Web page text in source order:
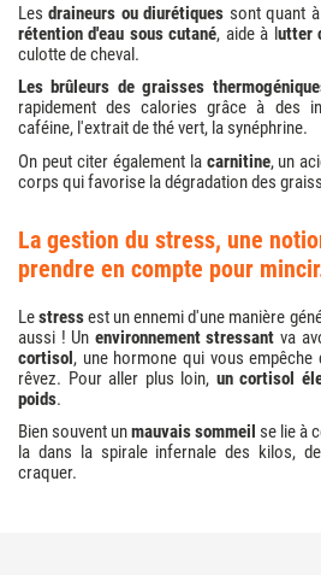
Lesdraineurs ou diurétiques sont quant
rétention d'eau sous cutané, aide à lutter
culotte de cheval.
Les brûleurs de graisses
rapidement des calories grâce à des
caféine, l'extrait de thé vert, la synéphrine.
On peut citer également la carnitine, un
corps qui favorise la dégradation des
la gestion du stress, une notion primordiale à
prendre en compte pour
Lestressest un ennemi d'une manière
aussi ! Un environnement stressant va
cortisol, une hormone qui vous
rêvez. Pour aller plus loin, un cortisol
poids.
Bien souvent unmauvais sommeil se lie à
la dans la spirale infernale des kilos,
craquer.